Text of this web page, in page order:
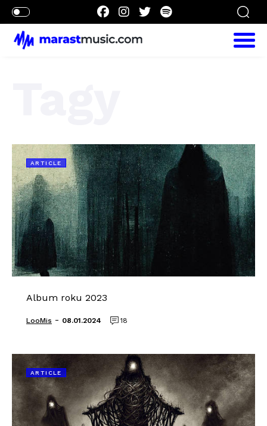
ARTICLE
Album roku 2023
LooMis - 08.01.2024 18
ARTICLE